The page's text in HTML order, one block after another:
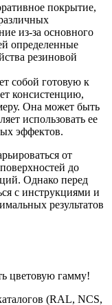
покрытие,
из-за основного
определенные
резиновой
собой готовую к
консистенцию,
Она может быть
использовать ее
эффектов.
от
до
Однако перед
с инструкциями и
результатов
цветовую гамму!
(RAL, NCS,